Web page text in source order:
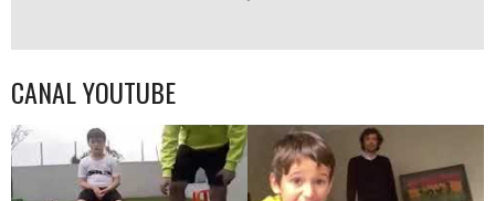
CANAL YOUTUBE